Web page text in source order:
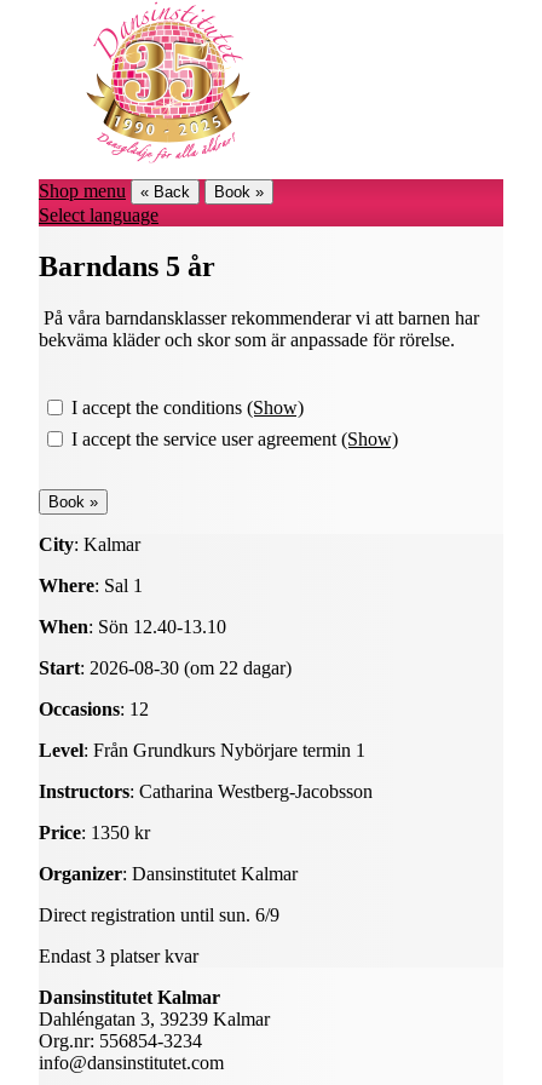
Shop menu « Back Book »
Select language
Barndans 5 år
På våra barndansklasser rekommenderar vi att barnen har
bekväma kläder och skor som är anpassade för rörelse.
I accept the conditions (Show)
I accept the service user agreement (Show)
City: Kalmar
Where: Sal 1
When: Sön 12.40-13.10
Start: 2026-08-30 (om 22 dagar)
Occasions: 12
Level: Från Grundkurs Nybörjare termin 1
Instructors: Catharina Westberg-Jacobsson
Price: 1350 kr
Organizer: Dansinstitutet Kalmar
Direct registration until sun. 6/9
Endast 3 platser kvar
Dansinstitutet Kalmar
Dahléngatan 3, 39239 Kalmar
Org.nr: 556854-3234
info@dansinstitutet.com